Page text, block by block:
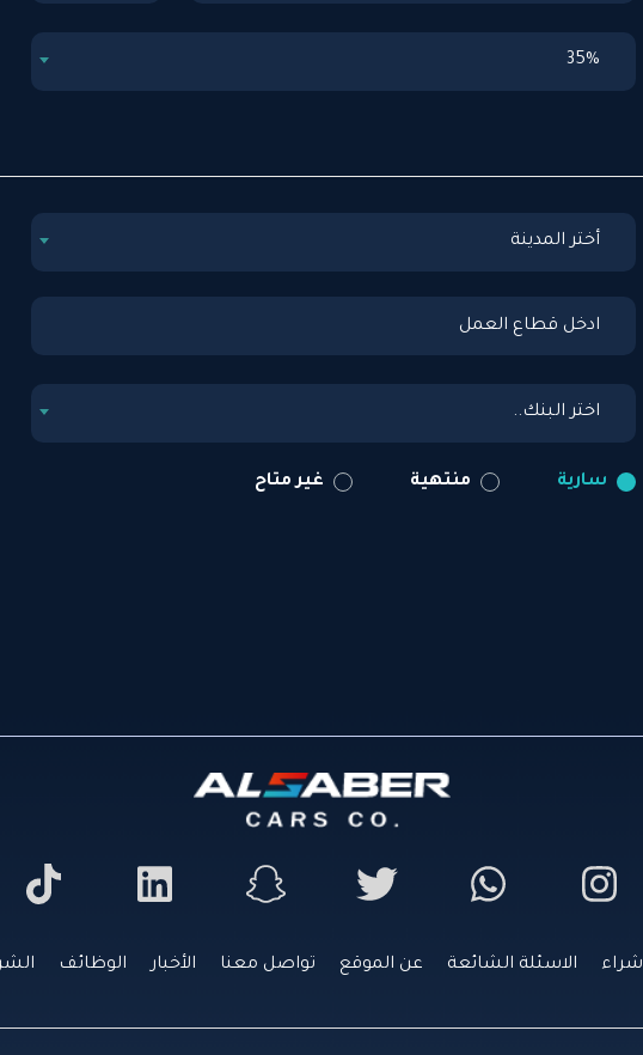
35%
أختر المدينة
اختر البنك..
سارية منتهية غير متاح
شراء الاسئلة الشائعة عن الموقع تواصل معنا الأخبار الوظائف